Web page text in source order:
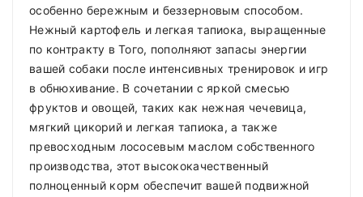
особенно бережным и беззерновым способом.
Нежный картофель и легкая тапиока, выращенные
по контракту в Того, пополняют запасы энергии
вашей собаки после интенсивных тренировок и игр
в обнюхивание. В сочетании с яркой смесью
фруктов и овощей, таких как нежная чечевица,
мягкий цикорий и легкая тапиока, а также
превосходным лососевым маслом собственного
производства, этот высококачественный
полноценный корм обеспечит вашей подвижной